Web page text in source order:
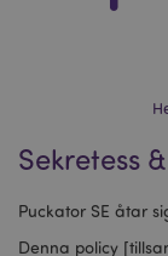
Sekretess
Puckator SE åtar
Denna policy